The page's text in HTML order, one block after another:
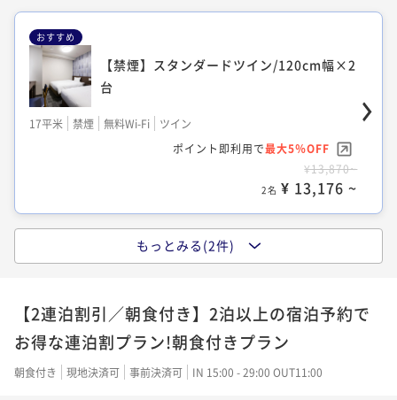
【禁煙】デラックスツイン/120cm幅×2台
エキストラベッド
26平米 禁煙 無料Wi-Fi
ツイン
ポイント即利用で最大5％OFF
¥12,980~
2名 ¥ 12,331 ~
おすすめ
【禁煙】スタンダードツイン/120cm幅×2
台
17平米 禁煙 無料Wi-Fi
ツイン
ポイント即利用で最大5％OFF
¥13,870~
2名 ¥ 13,176 ~
【禁煙】スタンダードダブル/140cm幅×1
13平米 禁煙 無料Wi-Fi
ダブル
ポイント即利用で最大5％OFF
¥10,070~
もっとみる(2件)
【2連泊割引／朝食付き】2泊以上の宿泊予約で
お得な連泊割プラン!朝食付きプラン
朝食付き 現地決済可 事前決済可 IN 15:00 - 29:00 OUT11:00